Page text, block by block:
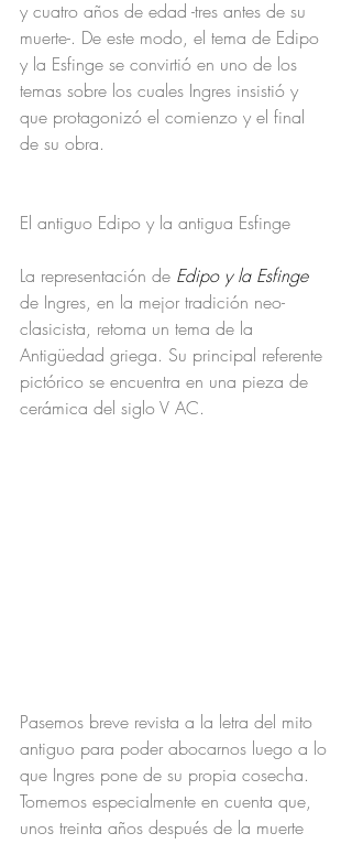
y cuatro años de edad -tres antes de su
muerte-. De este modo, el tema de Edipo
y la Esfinge se convirtió en uno de los
temas sobre los cuales Ingres insistió y
que protagonizó el comienzo y el final
de su obra.
El antiguo Edipo y la antigua Esfinge
La representación de Edipo y la Esfinge
de Ingres, en la mejor tradición neo-
clasicista, retoma un tema de la
Antigüedad griega. Su principal referente
pictórico se encuentra en una pieza de
cerámica del siglo V AC.
Pasemos breve revista a la letra del mito
antiguo para poder abocarnos luego a lo
que Ingres pone de su propia cosecha.
Tomemos especialmente en cuenta que,
unos treinta años después de la muerte